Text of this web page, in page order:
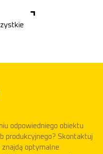
odpowiedniego obiektu
produkcyjnego? Skontaktuj
optymalne